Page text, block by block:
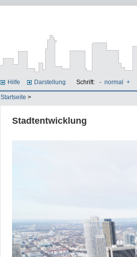
Hilfe Darstellung Schrift: - normal +
Startseite >
Stadtentwicklung